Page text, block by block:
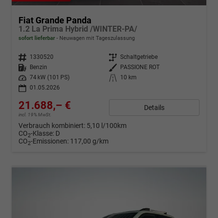
Fiat Grande Panda
1.2 La Prima Hybrid /WINTER-PA/
sofort lieferbar Neuwagen mit Tageszulassung
Fahrzeugnr. 1330520 Getriebe Schaltgetriebe
Kraftstoff
Benzin Außenfarbe
PASSIONE ROT
Leistung
74 kW (101 PS) Kilometerstand
10 km
01.05.2026
21.688,– €
incl. 19% MwSt.
Details
Verbrauch kombiniert: 5,10 l/100km
CO2-Klasse: D
CO2-Emissionen: 117,00 g/km